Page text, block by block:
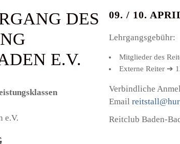
DES
E.V.
e.V.
09. / 10.
Lehrgangsgebühr:
Mitglieder des
Externe Reiter ➔
Verbindliche
Email
Reitclub Baden-